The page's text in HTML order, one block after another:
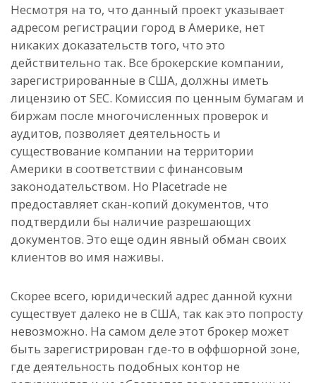
Несмотря на то, что данный проект указывает
адресом регистрации город в Америке, нет
никаких доказательств того, что это
действительно так. Все брокерские компании,
зарегистрированные в США, должны иметь
лицензию от SEC. Комиссия по ценным бумагам и
биржам после многочисленных проверок и
аудитов, позволяет деятельность и
существование компании на территории
Америки в соответствии с финансовым
законодательством. Но Placetrade не
предоставляет скан-копий документов, что
подтвердили бы наличие разрешающих
документов. Это еще один явный обман своих
клиентов во имя наживы.
Скорее всего, юридический адрес данной кухни
существует далеко не в США, так как это попросту
невозможно. На самом деле этот брокер может
быть зарегистрирован где-то в оффшорной зоне,
где деятельность подобных контор не